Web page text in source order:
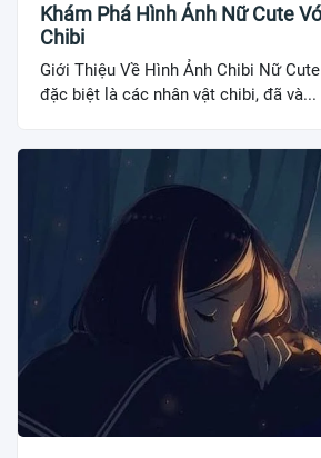
Khám Phá Hình Ảnh Nữ Cute
Chibi
Giới Thiệu Về Hình Ảnh Chibi Nữ
đặc biệt là các nhân vật chibi, đã và...